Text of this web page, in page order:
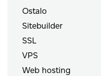
Ostalo
Sitebuilder
SSL
VPS
Web hosting